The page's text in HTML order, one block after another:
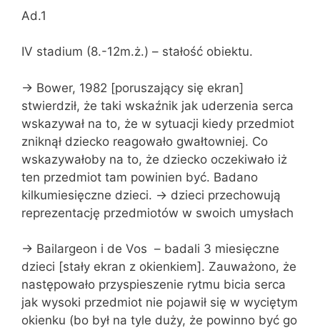
Ad.1
IV stadium (8.-12m.ż.) – stałość obiektu.
-> Bower, 1982 [poruszający się ekran]
stwierdził, że taki wskaźnik jak uderzenia serca
wskazywał na to, że w sytuacji kiedy przedmiot
zniknął dziecko reagowało gwałtowniej. Co
wskazywałoby na to, że dziecko oczekiwało iż
ten przedmiot tam powinien być. Badano
kilkumiesięczne dzieci. -> dzieci przechowują
reprezentację przedmiotów w swoich umysłach
-> Bailargeon i de Vos – badali 3 miesięczne
dzieci [stały ekran z okienkiem]. Zauważono, że
następowało przyspieszenie rytmu bicia serca
jak wysoki przedmiot nie pojawił się w wyciętym
okienku (bo był na tyle duży, że powinno być go